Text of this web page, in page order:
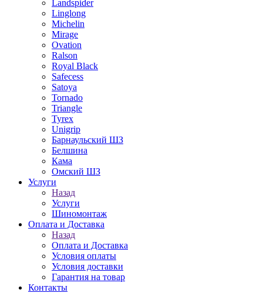
Landspider
Linglong
Michelin
Mirage
Ovation
Ralson
Royal Black
Safecess
Satoya
Tornado
Triangle
Tyrex
Unigrip
Барнаульский ШЗ
Белшина
Кама
Омский ШЗ
Услуги
Назад
Услуги
Шиномонтаж
Оплата и Доставка
Назад
Оплата и Доставка
Условия оплаты
Условия доставки
Гарантия на товар
Контакты